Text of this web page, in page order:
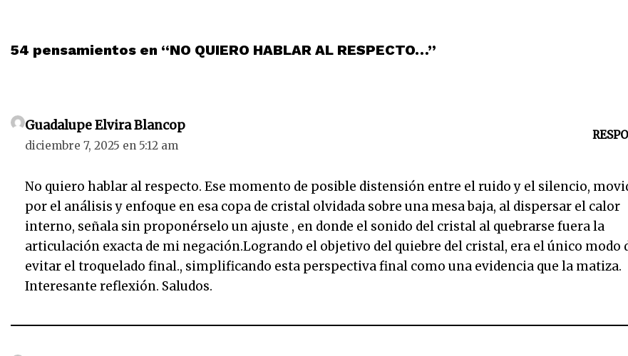
54 pensamientos en “NO QUIERO HABLAR AL RESPECTO…”
Guadalupe Elvira Blancop
diciembre 7, 2025 en 5:12 am
No quiero hablar al respecto. Ese momento de posible distensión entre el ruido y el silencio,
por el análisis y enfoque en esa copa de cristal olvidada sobre una mesa baja, al dispersar el calor
interno, señala sin proponérselo un ajuste , en donde el sonido del cristal al quebrarse fuera la
articulación exacta de mi negación.Logrando el objetivo del quiebre del cristal, era el único modo
evitar el troquelado final., simplificando esta perspectiva final como una evidencia que la matiza.
Interesante reflexión. Saludos.